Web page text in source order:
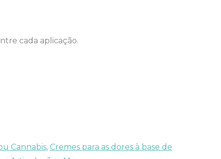
cada aplicação.
Cannabis, Cremes para as dores à base de